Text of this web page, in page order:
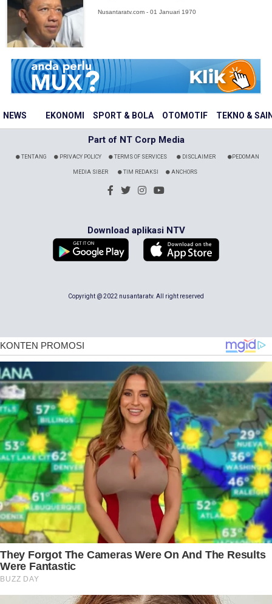
NEWS EKONOMI SPORT & BOLA OTOMOTIF TEKNO &
Nusantaratv.com - 01 Januari 1970
Part of NT Corp Media
TENTANG PRIVACY POLICY TERMS OF SERVICES DISCLAIMER PEDOMAN
MEDIA SIBER TIM REDAKSI ANCHORS
Download aplikasi NTV
Copyright @ 2022 nusantaratv. All right reserved